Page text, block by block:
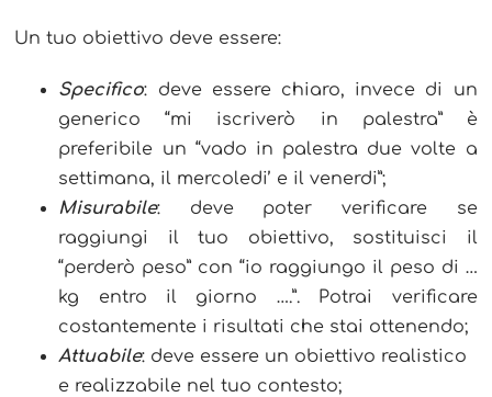
Un tuo obiettivo deve essere:
Specifico: deve essere chiaro, invece di un
generico “mi iscriverò in palestra” è
preferibile un “vado in palestra due volte a
settimana, il mercoledi’ e il venerdi”;
Misurabile: deve poter verificare se
raggiungi il tuo obiettivo, sostituisci il
“perderò peso” con “io raggiungo il peso di …
kg entro il giorno ….”. Potrai verificare
costantemente i risultati che stai ottenendo;
Attuabile: deve essere un obiettivo realistico
e realizzabile nel tuo contesto;